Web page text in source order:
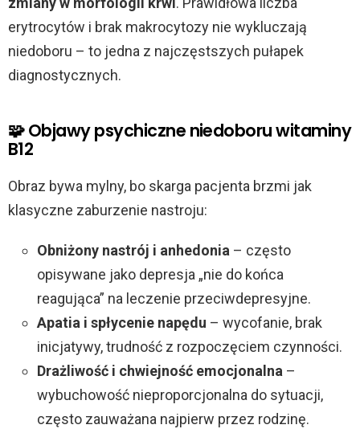
erytrocytów i brak makrocytozy nie wykluczają
niedoboru – to jedna z najczęstszych pułapek
diagnostycznych.
🧩 Objawy psychiczne niedoboru witaminy
B12
Obraz bywa mylny, bo skarga pacjenta brzmi jak
klasyczne zaburzenie nastroju:
Obniżony nastrój i anhedonia – często
opisywane jako depresja „nie do końca
reagująca” na leczenie przeciwdepresyjne.
Apatia i spłycenie napędu – wycofanie, brak
inicjatywy, trudność z rozpoczęciem czynności.
Drażliwość i chwiejność emocjonalna –
wybuchowość nieproporcjonalna do sytuacji,
często zauważana najpierw przez rodzinę.